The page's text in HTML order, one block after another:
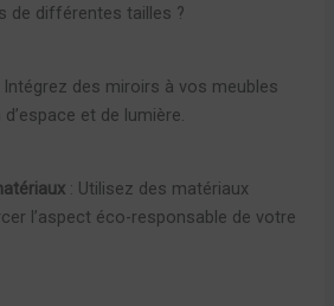
de différentes tailles ?
Intégrez des miroirs à vos meubles
et de lumière.
: Utilisez des matériaux
l’aspect éco-responsable de votre